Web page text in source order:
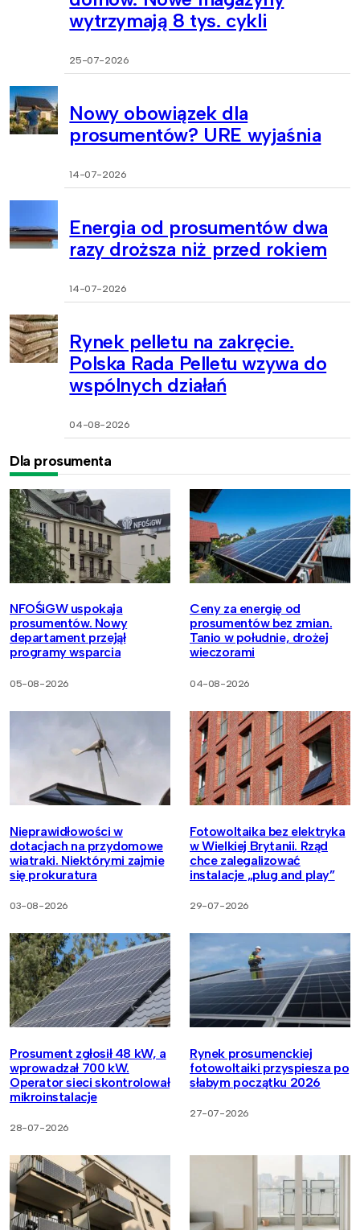
wytrzymają 8 tys. cykli
25-07-2026
Nowy obowiązek dla
prosumentów? URE wyjaśnia
14-07-2026
Energia od prosumentów dwa
razy droższa niż przed rokiem
14-07-2026
Rynek pelletu na zakręcie.
Polska Rada Pelletu wzywa do
wspólnych działań
04-08-2026
Dla prosumenta
NFOŚiGW uspokaja
prosumentów. Nowy
departament przejął
programy wsparcia
05-08-2026
Ceny za energię od
prosumentów bez zmian.
Tanio w południe, drożej
wieczorami
04-08-2026
Nieprawidłowości w
dotacjach na przydomowe
wiatraki. Niektórymi zajmie
się prokuratura
03-08-2026
Fotowoltaika bez elektryka
w Wielkiej Brytanii. Rząd
chce zalegalizować
instalacje „plug and play”
29-07-2026
Prosument zgłosił 48 kW, a
wprowadzał 700 kW.
Operator sieci skontrolował
mikroinstalacje
28-07-2026
Rynek prosumenckiej
fotowoltaiki przyspiesza po
słabym początku 2026
27-07-2026